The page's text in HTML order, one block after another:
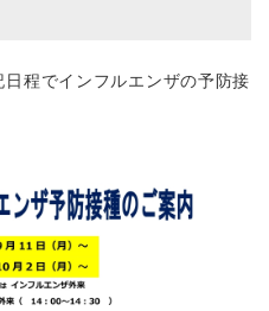
程でインフルエンザの予防接